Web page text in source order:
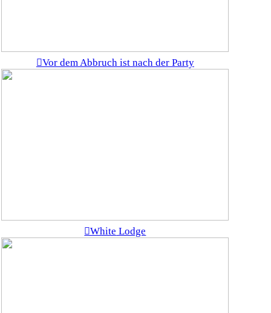
︎Vor dem Abbruch ist nach der Party
︎White Lodge